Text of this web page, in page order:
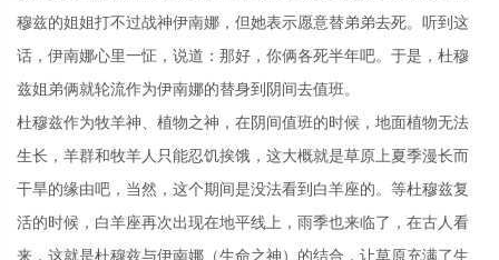
穆兹的姐姐打不过战神伊南娜，但她表示愿意替弟弟去死。听到这
话，伊南娜心里一怔，说道：那好，你俩各死半年吧。于是，杜穆
兹姐弟俩就轮流作为伊南娜的替身到阴间去值班。
杜穆兹作为牧羊神、植物之神，在阴间值班的时候，地面植物无法
生长，羊群和牧羊人只能忍饥挨饿，这大概就是草原上夏季漫长而
干旱的缘由吧，当然，这个期间是没法看到白羊座的。等杜穆兹复
活的时候，白羊座再次出现在地平线上，雨季也来临了，在古人看
来，这就是杜穆兹与伊南娜（生命之神）的结合，让草原充满了生